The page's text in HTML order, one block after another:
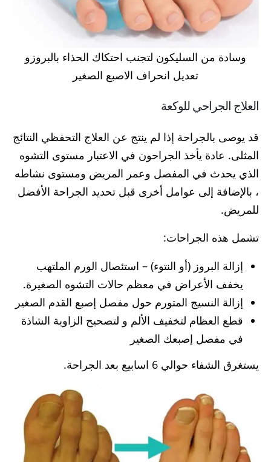
وسادة من السليكون لتجنب احتكاك الحذاء بالبروزو
تعديل انحراف الاصبع الصغير
العلاج الجراحي للوكعة
قد يوصى بالجراحة إذا لم ينتج عن العلاج التحفظي النتائج
المثلى. عادة يأخذ الجراحون في الاعتبار مستوى التشوه
الذي يحدث في المفصل وعمر المريض ومستوى نشاطه
، بالإضافة إلى عوامل أخرى قبل تحديد الجراحة الأفضل
للمريض.
تشمل هذه الجراحات:
إزالة البروز (أو النتوء) – استئصال الورم الملتهب
يخفف الأعراض في معظم حالات التشوه الصغيرة.
إزالة النسيج المتورم حول مفصل إصبع القدم الصغير
قطع العظام لتخفيف الألم و لتصحيح الزاوية الشاذة
في مفصل إصبعك الصغير
يستغرق الشفاء حوالي 6 اسابيع بعد الجراحة.